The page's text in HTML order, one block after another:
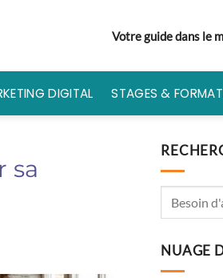
Votre guide dans le
DIGITAL STAGES &
sa
NUAGE